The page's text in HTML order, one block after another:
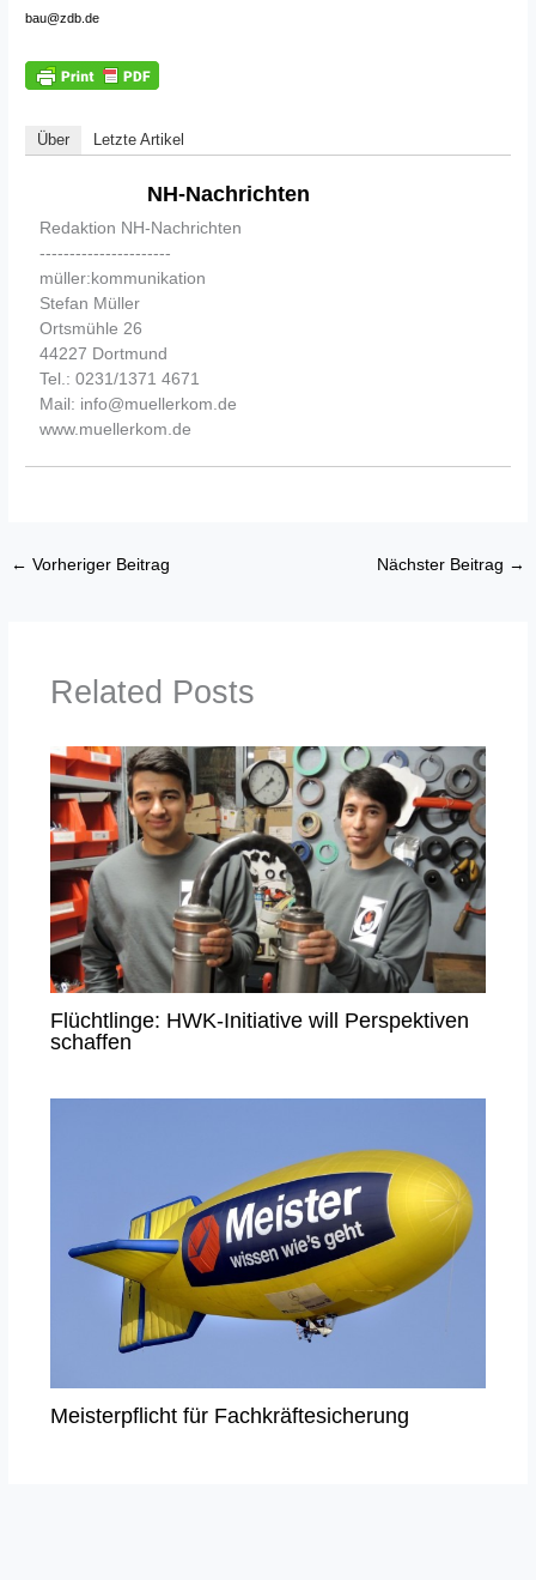
bau@zdb.de
Über Letzte Artikel
NH-Nachrichten
Redaktion NH-Nachrichten
----------------------
müller:kommunikation
Stefan Müller
Ortsmühle 26
44227 Dortmund
Tel.: 0231/1371 4671
Mail: info@muellerkom.de
www.muellerkom.de
← Vorheriger Beitrag Nächster Beitrag →
Related Posts
Flüchtlinge: HWK-Initiative will Perspektiven
schaffen
Meisterpflicht für Fachkräftesicherung